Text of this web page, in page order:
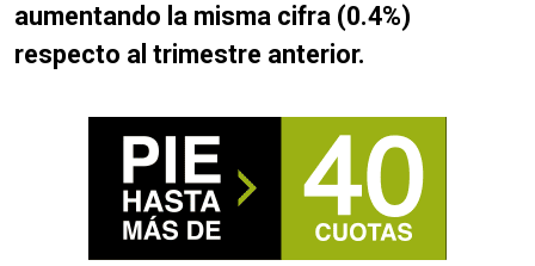
aumentando la misma cifra (0.4%)
respecto al trimestre anterior.